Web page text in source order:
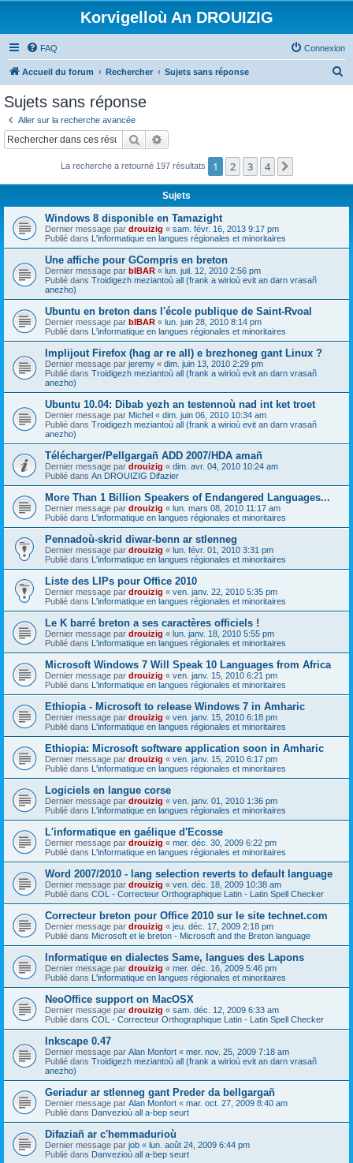
Korvigelloù An DROUIZIG
FAQ Connexion
Accueil du forum Rechercher Sujets sans réponse
c
Sujets sans réponse
Aller sur la recherche avancée
Rechercher
La recherche a retourné 197 résultats 1 2 3 4
Sujets
Windows 8 disponible en Tamazight
Dernier message par drouizig « sam. févr. 16, 2013 9:17 pm
Publié dans L'informatique en langues régionales et minoritaires
Une affiche pour GCompris en breton
Dernier message par bIBAR « lun. juil. 12, 2010 2:56 pm
Publié dans Troidigezh meziantoù all (frank a wirioù evit an darn vrasañ
anezho)
Ubuntu en breton dans l'école publique de Saint-Rvoal
Dernier message par bIBAR « lun. juin 28, 2010 8:14 pm
Publié dans L'informatique en langues régionales et minoritaires
Implijout Firefox (hag ar re all) e brezhoneg gant Linux ?
Dernier message par jeremy « dim. juin 13, 2010 2:29 pm
Publié dans Troidigezh meziantoù all (frank a wirioù evit an darn vrasañ
anezho)
Ubuntu 10.04: Dibab yezh an testennoù nad int ket troet
Dernier message par Michel « dim. juin 06, 2010 10:34 am
Publié dans Troidigezh meziantoù all (frank a wirioù evit an darn vrasañ
anezho)
Télécharger/Pellgargañ ADD 2007/HDA amañ
Dernier message par drouizig « dim. avr. 04, 2010 10:24 am
Publié dans An DROUIZIG Difazier
More Than 1 Billion Speakers of Endangered Languages...
Dernier message par drouizig « lun. mars 08, 2010 11:17 am
Publié dans L'informatique en langues régionales et minoritaires
Pennadoù-skrid diwar-benn ar stlenneg
Dernier message par drouizig « lun. févr. 01, 2010 3:31 pm
Publié dans L'informatique en langues régionales et minoritaires
Liste des LIPs pour Office 2010
Dernier message par drouizig « ven. janv. 22, 2010 5:35 pm
Publié dans L'informatique en langues régionales et minoritaires
Le K barré breton a ses caractères officiels !
Dernier message par drouizig « lun. janv. 18, 2010 5:55 pm
Publié dans L'informatique en langues régionales et minoritaires
Microsoft Windows 7 Will Speak 10 Languages from Africa
Dernier message par drouizig « ven. janv. 15, 2010 6:21 pm
Publié dans L'informatique en langues régionales et minoritaires
Ethiopia - Microsoft to release Windows 7 in Amharic
Dernier message par drouizig « ven. janv. 15, 2010 6:18 pm
Publié dans L'informatique en langues régionales et minoritaires
Ethiopia: Microsoft software application soon in Amharic
Dernier message par drouizig « ven. janv. 15, 2010 6:17 pm
Publié dans L'informatique en langues régionales et minoritaires
Logiciels en langue corse
Dernier message par drouizig « ven. janv. 01, 2010 1:36 pm
Publié dans L'informatique en langues régionales et minoritaires
L'informatique en gaélique d'Ecosse
Dernier message par drouizig « mer. déc. 30, 2009 6:22 pm
Publié dans L'informatique en langues régionales et minoritaires
Word 2007/2010 - lang selection reverts to default language
Dernier message par drouizig « ven. déc. 18, 2009 10:38 am
Publié dans COL - Correcteur Orthographique Latin - Latin Spell Checker
Correcteur breton pour Office 2010 sur le site technet.com
Dernier message par drouizig « jeu. déc. 17, 2009 2:18 pm
Publié dans Microsoft et le breton - Microsoft and the Breton language
Informatique en dialectes Same, langues des Lapons
Dernier message par drouizig « mer. déc. 16, 2009 5:46 pm
Publié dans L'informatique en langues régionales et minoritaires
NeoOffice support on MacOSX
Dernier message par drouizig « sam. déc. 12, 2009 6:33 am
Publié dans COL - Correcteur Orthographique Latin - Latin Spell Checker
Inkscape 0.47
Dernier message par Alan Monfort « mer. nov. 25, 2009 7:18 am
Publié dans Troidigezh meziantoù all (frank a wirioù evit an darn vrasañ
anezho)
Geriadur ar stlenneg gant Preder da bellgargañ
Dernier message par Alan Monfort « mar. oct. 27, 2009 8:40 am
Publié dans Danvezioù all a-bep seurt
Difaziañ ar c'hemmadurioù
Dernier message par job « lun. août 24, 2009 6:44 pm
Publié dans Danvezioù all a-bep seurt